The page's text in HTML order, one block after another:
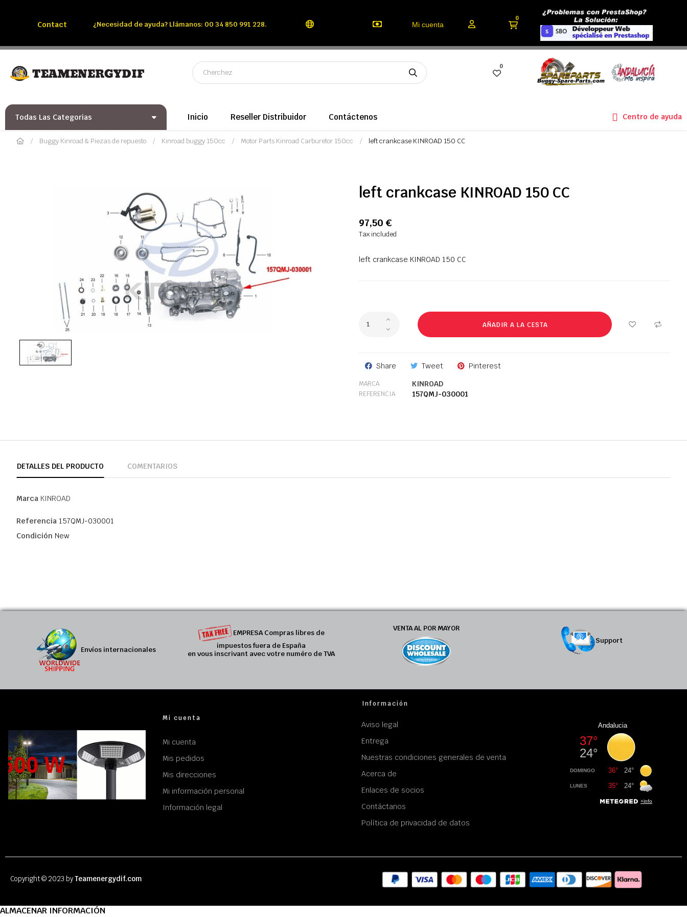
Contact ¿Necesidad de ayuda? Llámanos: 00 34 850 991 228. Mi cuenta
0
0
Todas Las Categorias Inicio Reseller Distribuidor Contáctenos Centro de ayuda
Buggy Kinroad & Piezas de repuesto Kinroad buggy 150cc Motor Parts Kinroad Carburetor 150cc left crankcase KINROAD 150 CC
left crankcase KINROAD 150 CC
97,50 €
Tax included
left crankcase KINROAD 150 CC
AÑADIR A LA CESTA
Share Tweet Pinterest
MARCA KINROAD
REFERENCIA 157QMJ-030001
DETALLES DEL PRODUCTO COMENTARIOS
Marca KINROAD
Referencia 157QMJ-030001
Condición New
Envíos internacionales
EMPRESA Compras libres de
impuestos fuera de España
en vous inscrivant avec votre numéro de TVA
VENTA AL POR MAYOR
Support
Mi cuenta
Mi cuenta
Mis pedidos
Mis direcciones
Mi información personal
Información legal
Información
Aviso legal
Entrega
Nuestras condiciones generales de venta
Acerca de
Enlaces de socios
Contáctanos
Política de privacidad de datos
Copyright © 2023 byTeamenergydif.com
ALMACENAR INFORMACIÓN